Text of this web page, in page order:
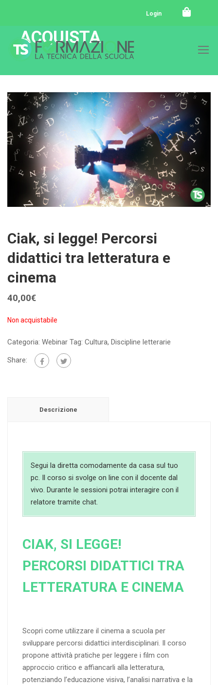
Login
ACQUISTA
Ciak, si legge! Percorsi
didattici tra letteratura e
cinema
40,00€
Non acquistabile
Categoria: Webinar Tag: Cultura, Discipline letterarie
Share:
Descrizione
Segui la diretta comodamente da casa sul tuo
pc. Il corso si svolge on line con il docente dal
vivo. Durante le sessioni potrai interagire con il
relatore tramite chat.
CIAK, SI LEGGE!
PERCORSI DIDATTICI TRA
LETTERATURA E CINEMA
Scopri come utilizzare il cinema a scuola per
sviluppare percorsi didattici interdisciplinari. Il corso
propone attività pratiche per leggere i film con
approccio critico e affiancarli alla letteratura,
potenziando l’educazione visiva, l’analisi narrativa e la